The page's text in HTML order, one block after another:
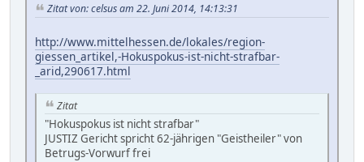
Zitat von: celsus am 22. Juni 2014, 14:13:31
http://www.mittelhessen.de/lokales/region-
giessen_artikel,-Hokuspokus-ist-nicht-strafbar-
_arid,290617.html
Zitat
"Hokuspokus ist nicht strafbar"
JUSTIZ Gericht spricht 62-jährigen "Geistheiler" von
Betrugs-Vorwurf frei